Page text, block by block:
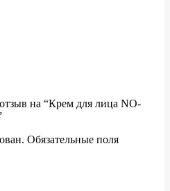
на “Крем для лица NO-
Обязательные поля